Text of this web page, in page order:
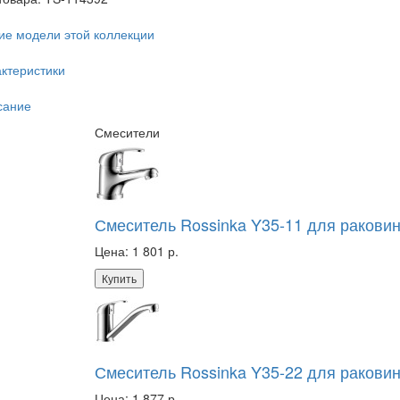
модели этой коллекции
Смесители
Смеситель Rossinka Y35-11 для
Цена: 1 801 р.
Купить
Смеситель Rossinka Y35-22 для